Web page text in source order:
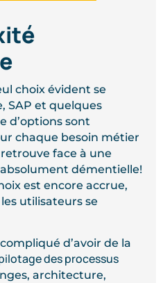
choix évident se
SAP et quelques
d’options sont
chaque besoin métier
face à une
démentielle!
est encore accrue,
utilisateurs se
d’avoir de la
des processus
architecture,